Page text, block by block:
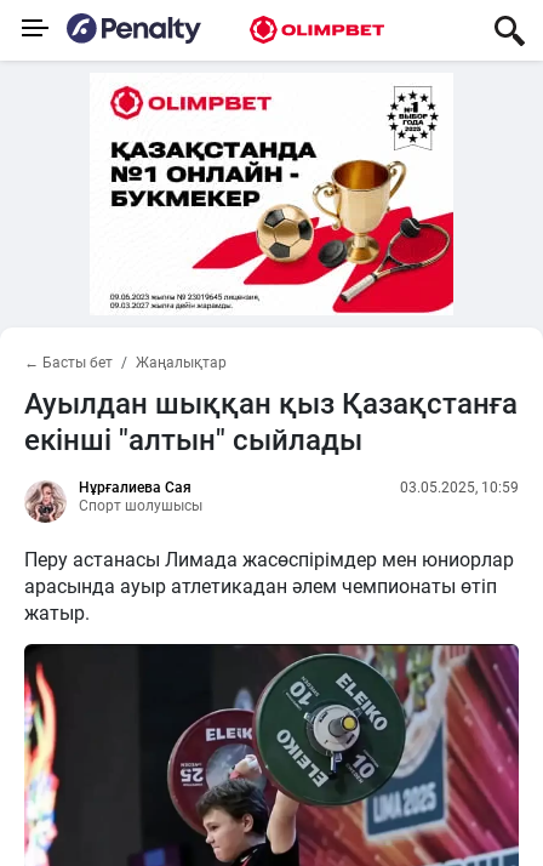
← Басты бет Жаңалықтар
Ауылдан шыққан қыз Қазақстанға
екінші "алтын" сыйлады
Нұрғалиева Сая
Спорт шолушысы
03.05.2025, 10:59
Перу астанасы Лимада жасөспірімдер мен юниорлар
арасында ауыр атлетикадан әлем чемпионаты өтіп
жатыр.